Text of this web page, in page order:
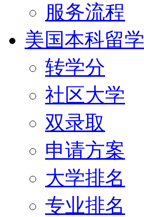
服务流程
美国本科留学
转学分
社区大学
双录取
申请方案
大学排名
专业排名